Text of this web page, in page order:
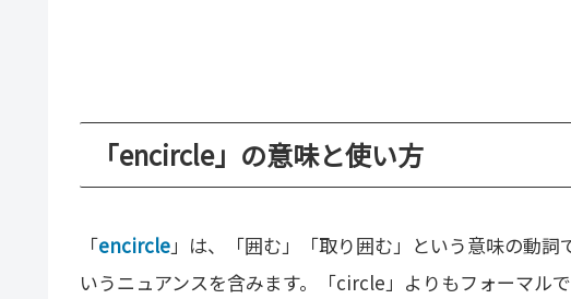
「encircle」の意味と使い方
「encircle」は、「囲む」「取り囲む」という意味の動
いうニュアンスを含みます。「circle」よりもフォーマル